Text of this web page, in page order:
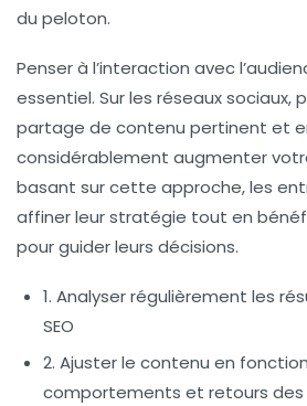
du peloton.
Penser à l’interaction avec
essentiel. Sur les réseaux sociaux,
partage de contenu pertinent et
considérablement augmenter
basant sur cette approche, les
affiner leur stratégie tout en
pour guider leurs décisions.
1. Analyser régulièrement les
SEO
2. Ajuster le contenu en
comportements et retours des